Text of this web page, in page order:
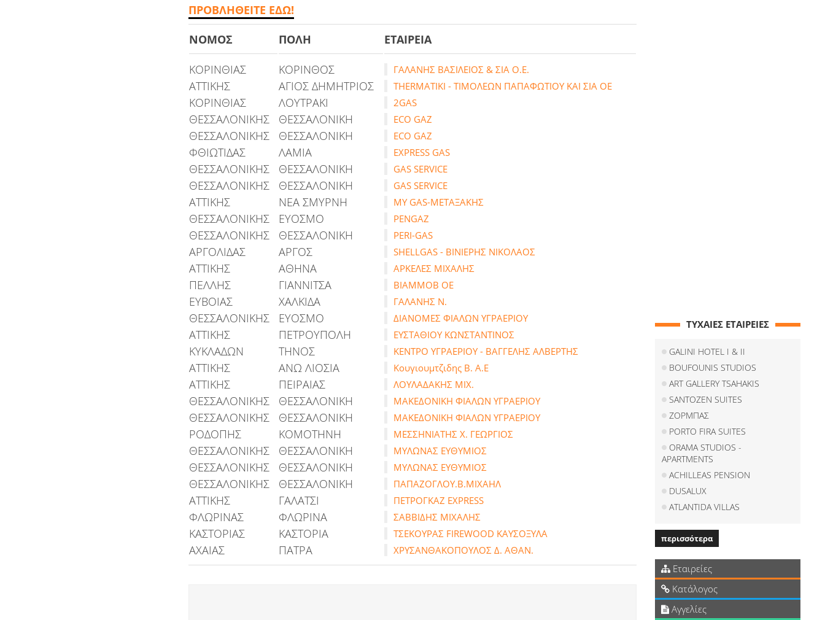
ΠΡΟΒΛΗΘΕΙΤΕ ΕΔΩ!
ΝΟΜΟΣ
ΠΟΛΗ ΕΤΑΙΡΕΙΑ
ΚΟΡΙΝΘΙΑΣ ΚΟΡΙΝΘΟΣ ΓΑΛΑΝΗΣ ΒΑΣΙΛΕΙΟΣ & ΣΙΑ Ο.Ε.
ΑΤΤΙΚΗΣ ΑΓΙΟΣ ΔΗΜΗΤΡΙΟΣ THERMATIKI - ΤΙΜΟΛΕΩΝ ΠΑΠΑΦΩΤΙΟΥ ΚΑΙ ΣΙΑ ΟΕ
ΚΟΡΙΝΘΙΑΣ ΛΟΥΤΡΑΚΙ 2GAS
ΘΕΣΣΑΛΟΝΙΚΗΣ ΘΕΣΣΑΛΟΝΙΚΗ ECO GAZ
ΘΕΣΣΑΛΟΝΙΚΗΣ ΘΕΣΣΑΛΟΝΙΚΗ ECO GAZ
ΦΘΙΩΤΙΔΑΣ ΛΑΜΙΑ EXPRESS GAS
ΘΕΣΣΑΛΟΝΙΚΗΣ ΘΕΣΣΑΛΟΝΙΚΗ GAS SERVICE
ΘΕΣΣΑΛΟΝΙΚΗΣ ΘΕΣΣΑΛΟΝΙΚΗ GAS SERVICE
ΑΤΤΙΚΗΣ ΝΕΑ ΣΜΥΡΝΗ MY GAS-ΜΕΤΑΞΑΚΗΣ
ΘΕΣΣΑΛΟΝΙΚΗΣ ΕΥΟΣΜΟ PENGAZ
ΘΕΣΣΑΛΟΝΙΚΗΣ ΘΕΣΣΑΛΟΝΙΚΗ PERI-GAS
ΑΡΓΟΛΙΔΑΣ ΑΡΓΟΣ SHELLGAS - ΒΙΝΙΕΡΗΣ ΝΙΚΟΛΑΟΣ
ΑΤΤΙΚΗΣ ΑΘΗΝΑ ΑΡΚΕΛΕΣ ΜΙΧΑΛΗΣ
ΠΕΛΛΗΣ ΓΙΑΝΝΙΤΣΑ ΒΙΑΜΜΟΒ ΟΕ
ΕΥΒΟΙΑΣ ΧΑΛΚΙΔΑ ΓΑΛΑΝΗΣ Ν.
ΘΕΣΣΑΛΟΝΙΚΗΣ ΕΥΟΣΜΟ ΔΙΑΝΟΜΕΣ ΦΙΑΛΩΝ ΥΓΡΑΕΡΙΟΥ
ΑΤΤΙΚΗΣ ΠΕΤΡΟΥΠΟΛΗ ΕΥΣΤΑΘΙΟΥ ΚΩΝΣΤΑΝΤΙΝΟΣ
ΚΥΚΛΑΔΩΝ ΤΗΝΟΣ ΚΕΝΤΡΟ ΥΓΡΑΕΡΙΟΥ - ΒΑΓΓΕΛΗΣ ΑΛΒΕΡΤΗΣ
ΑΤΤΙΚΗΣ ΑΝΩ ΛΙΟΣΙΑ Κουγιουμτζιδης Β. Α.Ε
ΑΤΤΙΚΗΣ ΠΕΙΡΑΙΑΣ ΛΟΥΛΑΔΑΚΗΣ ΜΙΧ.
ΘΕΣΣΑΛΟΝΙΚΗΣ ΘΕΣΣΑΛΟΝΙΚΗ ΜΑΚΕΔΟΝΙΚΗ ΦΙΑΛΩΝ ΥΓΡΑΕΡΙΟΥ
ΘΕΣΣΑΛΟΝΙΚΗΣ ΘΕΣΣΑΛΟΝΙΚΗ ΜΑΚΕΔΟΝΙΚΗ ΦΙΑΛΩΝ ΥΓΡΑΕΡΙΟΥ
ΡΟΔΟΠΗΣ ΚΟΜΟΤΗΝΗ ΜΕΣΣΗΝΙΑΤΗΣ Χ. ΓΕΩΡΓΙΟΣ
ΘΕΣΣΑΛΟΝΙΚΗΣ ΘΕΣΣΑΛΟΝΙΚΗ ΜΥΛΩΝΑΣ ΕΥΘΥΜΙΟΣ
ΘΕΣΣΑΛΟΝΙΚΗΣ ΘΕΣΣΑΛΟΝΙΚΗ ΜΥΛΩΝΑΣ ΕΥΘΥΜΙΟΣ
ΘΕΣΣΑΛΟΝΙΚΗΣ ΘΕΣΣΑΛΟΝΙΚΗ ΠΑΠΑΖΟΓΛΟΥ.Β.ΜΙΧΑΗΛ
ΑΤΤΙΚΗΣ ΓΑΛΑΤΣΙ ΠΕΤΡΟΓΚΑΖ EXPRESS
ΦΛΩΡΙΝΑΣ ΦΛΩΡΙΝΑ ΣΑΒΒΙΔΗΣ ΜΙΧΑΛΗΣ
ΚΑΣΤΟΡΙΑΣ ΚΑΣΤΟΡΙΑ ΤΣΕΚΟΥΡΑΣ FIREWOOD ΚΑΥΣΟΞΥΛΑ
ΑΧΑΙΑΣ ΠΑΤΡΑ ΧΡΥΣΑΝΘΑΚΟΠΟΥΛΟΣ Δ. ΑΘΑΝ.
ΤΥΧΑΙΕΣ ΕΤΑΙΡΕΙΕΣ
GALINI HOTEL I & II
BOUFOUNIS STUDIOS
ART GALLERY TSAHAKIS
SANTOZEN SUITES
ΖΟΡΜΠΑΣ
PORTO FIRA SUITES
ORAMA STUDIOS -
APARTMENTS
ACHILLEAS PENSION
DUSALUX
ATLANTIDA VILLAS
περισσότερα
Εταιρείες
Κατάλογος
Αγγελίες